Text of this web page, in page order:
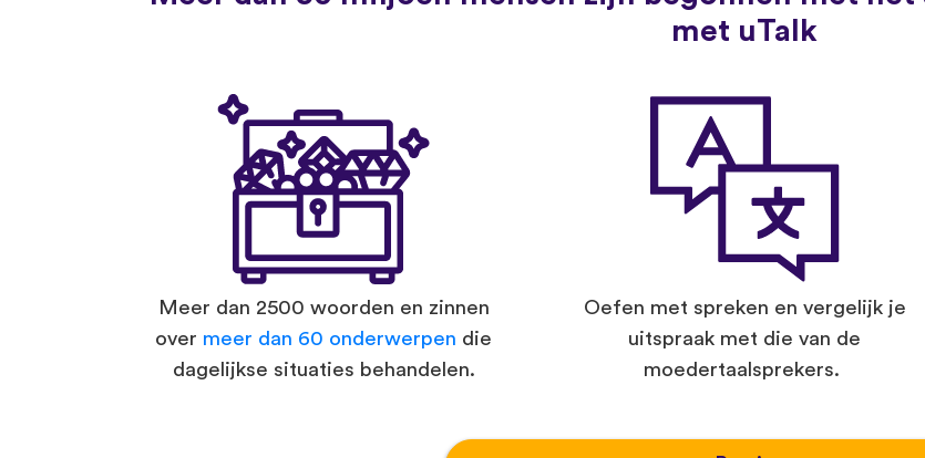
met uTalk
Meer dan 2500 woorden en zinnen
over meer dan 60 onderwerpen die
dagelijkse situaties behandelen.
Oefen met spreken en vergelijk je
uitspraak met die van de
moedertaalsprekers.